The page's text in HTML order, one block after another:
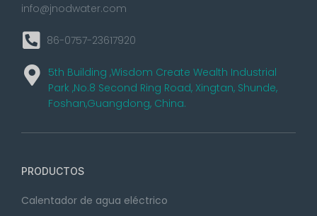
info@jnodwater.com
86-0757-23617920
5th Building ,Wisdom Create Wealth Industrial
Park ,No.8 Second Ring Road, Xingtan, Shunde,
Foshan,Guangdong, China.
PRODUCTOS
Calentador de agua eléctrico